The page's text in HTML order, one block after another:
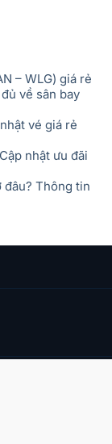
– WLG) giá rẻ
về sân bay
vé giá rẻ
nhật ưu đãi
đâu? Thông tin